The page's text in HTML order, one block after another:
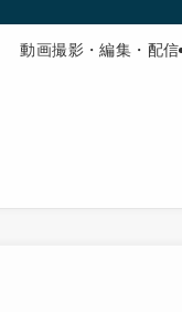
動画撮影・編集・配信